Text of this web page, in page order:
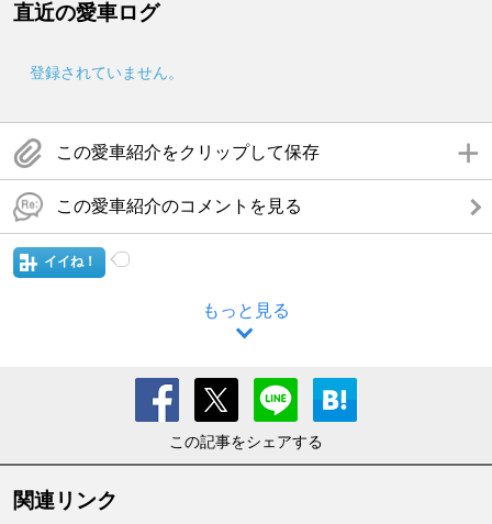
直近の愛車ログ
登録されていません。
この愛車紹介をクリップして保存
この愛車紹介のコメントを見る
イイね！
もっと見る
この記事をシェアする
関連リンク